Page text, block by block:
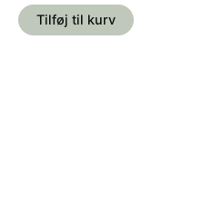
Tilføj til kurv